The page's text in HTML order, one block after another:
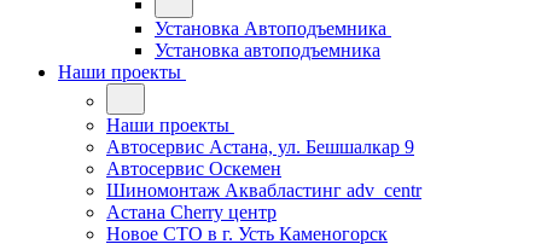
Установка Автоподъемника
Установка автоподъемника
Наши проекты
Наши проекты
Автосервис Астана, ул. Бешшалкар 9
Автосервис Оскемен
Шиномонтаж Аквабластинг adv_centr
Астана Cherry центр
Новое СТО в г. Усть Каменогорск